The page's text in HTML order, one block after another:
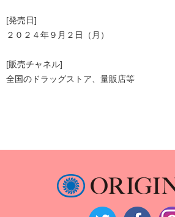
[発売日]
２０２４年９月２日（月）
[販売チャネル]
全国のドラッグストア、量販店等